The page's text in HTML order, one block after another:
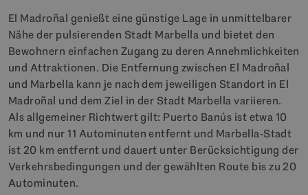
El Madroñal genießt eine günstige Lage in unmittelbarer
Nähe der pulsierenden Stadt Marbella und bietet den
Bewohnern einfachen Zugang zu deren Annehmlichkeiten
und Attraktionen. Die Entfernung zwischen El Madroñal
und Marbella kann je nach dem jeweiligen Standort in El
Madroñal und dem Ziel in der Stadt Marbella variieren.
Als allgemeiner Richtwert gilt: Puerto Banús ist etwa 10
km und nur 11 Autominuten entfernt und Marbella-Stadt
ist 20 km entfernt und dauert unter Berücksichtigung der
Verkehrsbedingungen und der gewählten Route bis zu 20
Autominuten.